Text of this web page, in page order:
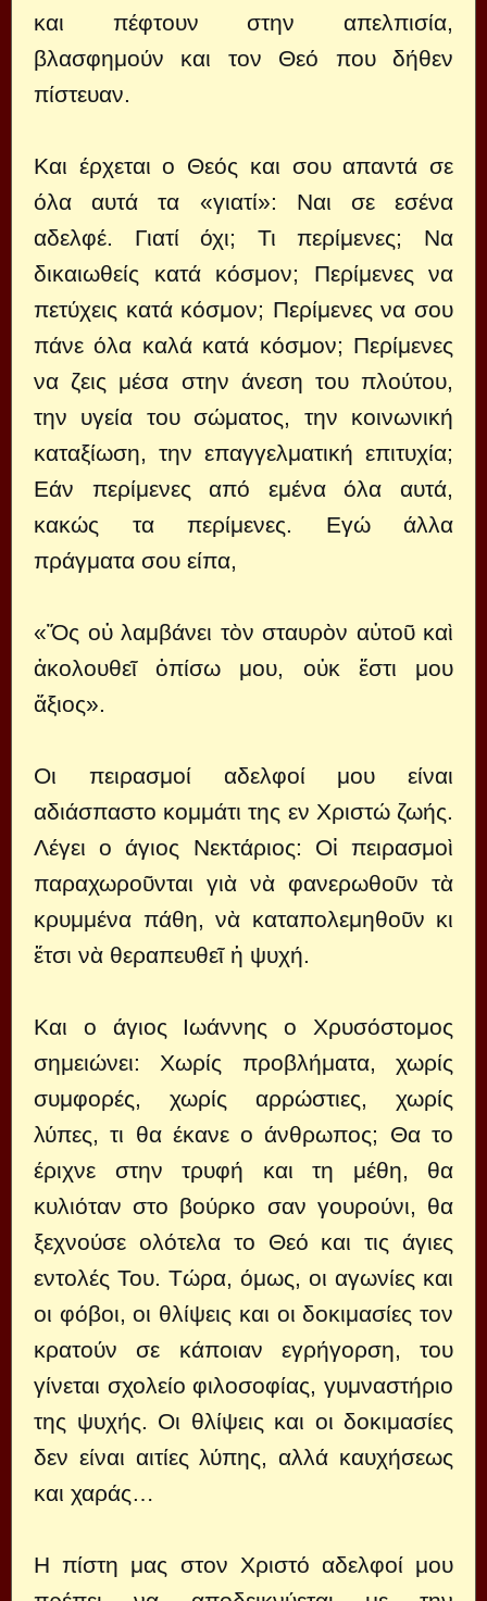
και πέφτουν στην απελπισία,
βλασφημούν και τον Θεό που δήθεν
πίστευαν.
Και έρχεται ο Θεός και σου απαντά σε
όλα αυτά τα «γιατί»: Ναι σε εσένα
αδελφέ. Γιατί όχι; Τι περίμενες; Να
δικαιωθείς κατά κόσμον; Περίμενες να
πετύχεις κατά κόσμον; Περίμενες να σου
πάνε όλα καλά κατά κόσμον; Περίμενες
να ζεις μέσα στην άνεση του πλούτου,
την υγεία του σώματος, την κοινωνική
καταξίωση, την επαγγελματική επιτυχία;
Εάν περίμενες από εμένα όλα αυτά,
κακώς τα περίμενες. Εγώ άλλα
πράγματα σου είπα,
«Ὅς οὐ λαμβάνει τὸν σταυρὸν αὐτοῦ καὶ
ἀκολουθεῖ ὀπίσω μου, οὐκ ἔστι μου
ἄξιος».
Οι πειρασμοί αδελφοί μου είναι
αδιάσπαστο κομμάτι της εν Χριστώ ζωής.
Λέγει ο άγιος Νεκτάριος: Οἱ πειρασμοὶ
παραχωροῦνται γιὰ νὰ φανερωθοῦν τὰ
κρυμμένα πάθη, νὰ καταπολεμηθοῦν κι
ἔτσι νὰ θεραπευθεῖ ἡ ψυχή.
Και ο άγιος Ιωάννης ο Χρυσόστομος
σημειώνει: Χωρίς προβλήματα, χωρίς
συμφορές, χωρίς αρρώστιες, χωρίς
λύπες, τι θα έκανε ο άνθρωπος; Θα το
έριχνε στην τρυφή και τη μέθη, θα
κυλιόταν στο βούρκο σαν γουρούνι, θα
ξεχνούσε ολότελα το Θεό και τις άγιες
εντολές Του. Τώρα, όμως, οι αγωνίες και
οι φόβοι, οι θλίψεις και οι δοκιμασίες τον
κρατούν σε κάποιαν εγρήγορση, του
γίνεται σχολείο φιλοσοφίας, γυμναστήριο
της ψυχής. Οι θλίψεις και οι δοκιμασίες
δεν είναι αιτίες λύπης, αλλά καυχήσεως
και χαράς…
Η πίστη μας στον Χριστό αδελφοί μου